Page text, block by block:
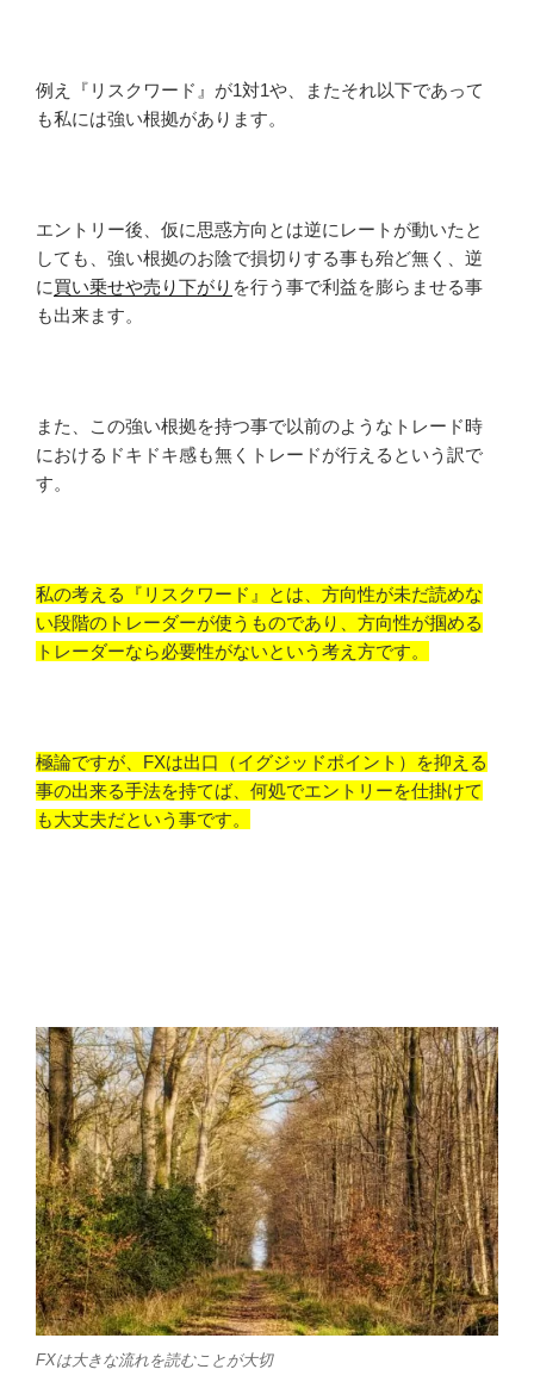
例え『リスクワード』が1対1や、またそれ以下であって
も私には強い根拠があります。
エントリー後、仮に思惑方向とは逆にレートが動いたと
しても、強い根拠のお陰で損切りする事も殆ど無く、逆
に買い乗せや売り下がり を行う事で利益を膨らませる事
も出来ます。
また、この強い根拠を持つ事で以前のようなトレード時
におけるドキドキ感も無くトレードが行えるという訳で
す。
私の考える『リスクワード』とは、方向性が未だ読めな
い段階のトレーダーが使うものであり、方向性が掴める
トレーダーなら必要性がないという考え方です。
極論ですが、FXは出口（イグジッドポイント）を抑える
事の出来る手法を持てば、何処でエントリーを仕掛けて
も大丈夫だという事です。
FXは大きな流れを読むことが大切